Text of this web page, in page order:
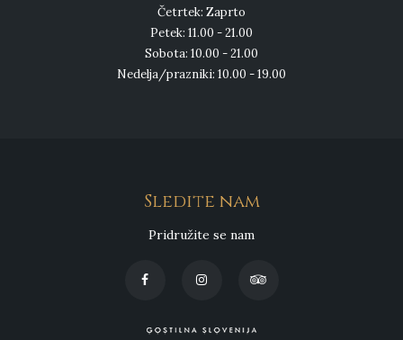
Četrtek: Zaprto
Petek: 11.00 - 21.00
Sobota: 10.00 - 21.00
Nedelja/prazniki: 10.00 - 19.00
Sledite nam
Pridružite se nam